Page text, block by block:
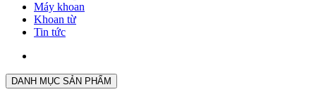
Máy khoan
Khoan từ
Tin tức
DANH MỤC SẢN PHẨM